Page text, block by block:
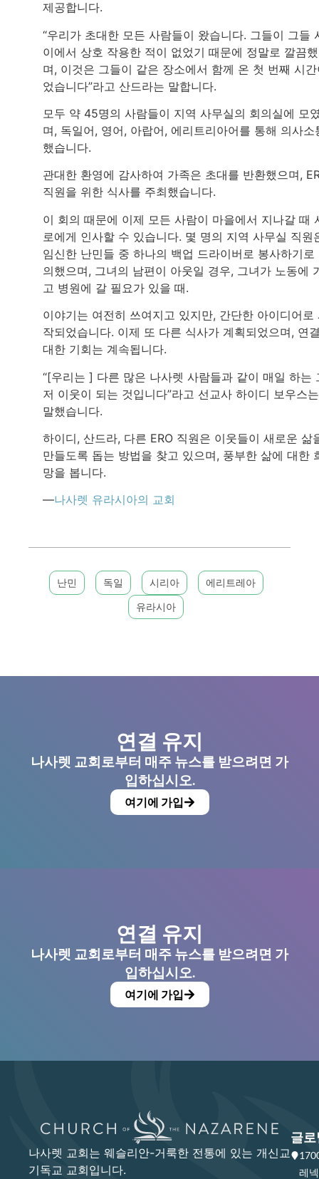
제공합니다.
“우리가 초대한 모든 사람들이 왔습니다. 그들이 그들
이에서 상호 작용한 적이 없었기 때문에 정말로 깔끔
며, 이것은 그들이 같은 장소에서 함께 온 첫 번째 시
었습니다”라고 산드라는 말합니다.
모두 약 45명의 사람들이 지역 사무실의 회의실에 모
며, 독일어, 영어, 아랍어, 에리트리아어를 통해 의사소
했습니다.
관대한 환영에 감사하여 가족은 초대를 반환했으며,
직원을 위한 식사를 주최했습니다.
이 회의 때문에 이제 모든 사람이 마을에서 지나갈 때
로에게 인사할 수 있습니다. 몇 명의 지역 사무실 직원
임신한 난민들 중 하나의 백업 드라이버로 봉사하기로
의했으며, 그녀의 남편이 아웃일 경우, 그녀가 노동에
고 병원에 갈 필요가 있을 때.
이야기는 여전히 ​​쓰여지고 있지만, 간단한 아이디어로
작되었습니다. 이제 또 다른 식사가 계획되었으며, 연
대한 기회는 계속됩니다.
“[우리는 ] 다른 많은 나사렛 사람들과 같이 매일 하는
저 이웃이 되는 것입니다”라고 선교사 하이디 보우스는
말했습니다.
하이디, 산드라, 다른 ERO 직원은 이웃들이 새로운 삶
만들도록 돕는 방법을 찾고 있으며, 풍부한 삶에 대한
망을 봅니다.
—나사렛 유라시아의 교회
난민 독일 시리아
에리트레아
유라시아
연결 유지
나사렛 교회로부터 매주 뉴스를 받으려면 가
입하십시오.
여기에 가입
연결 유지
나사렛 교회로부터 매주 뉴스를 받으려면 가
입하십시오.
여기에 가입
나사렛 교회는 웨슬리안-거룩한 전통에 있는 개신교
기독교 교회입니다.
글로
레